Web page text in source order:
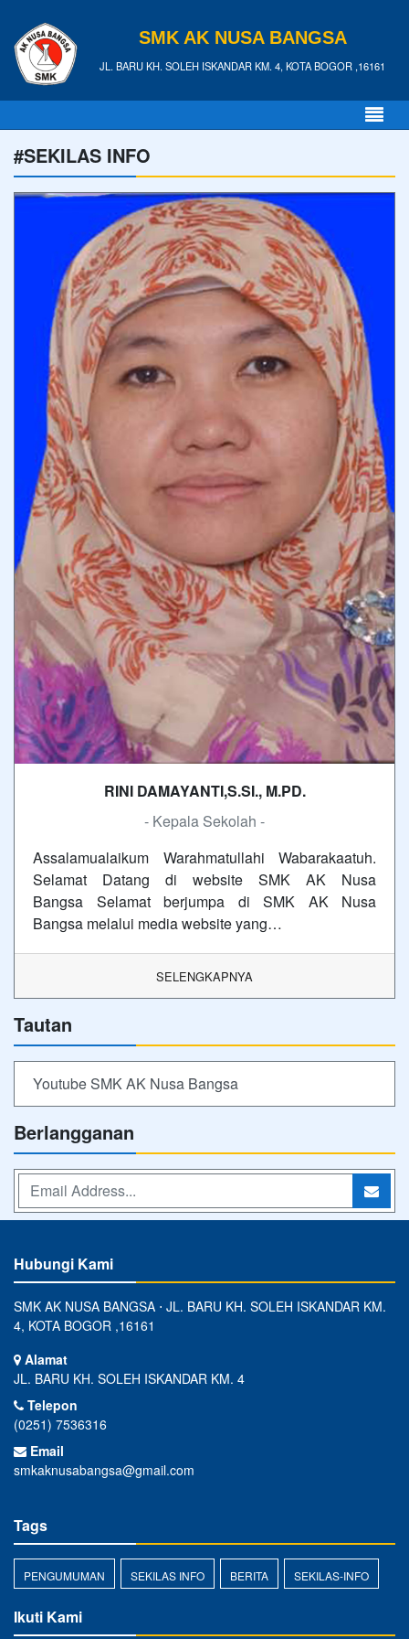
SMK AK NUSA BANGSA
JL. BARU KH. SOLEH ISKANDAR KM. 4, KOTA BOGOR ,16161
#SEKILAS INFO
RINI DAMAYANTI,S.SI., M.PD.
- Kepala Sekolah -
Assalamualaikum Warahmatullahi Wabarakaatuh.
Selamat Datang di website SMK AK Nusa
Bangsa Selamat berjumpa di SMK AK Nusa
Bangsa melalui media website yang…
SELENGKAPNYA
Tautan
Youtube SMK AK Nusa Bangsa
Berlangganan
Hubungi Kami
SMK AK NUSA BANGSA ⋅ JL. BARU KH. SOLEH ISKANDAR KM.
4, KOTA BOGOR ,16161
Alamat
JL. BARU KH. SOLEH ISKANDAR KM. 4
Telepon
(0251) 7536316
Email
smkaknusabangsa@gmail.com
Tags
PENGUMUMAN SEKILAS INFO BERITA SEKILAS-INFO
Ikuti Kami